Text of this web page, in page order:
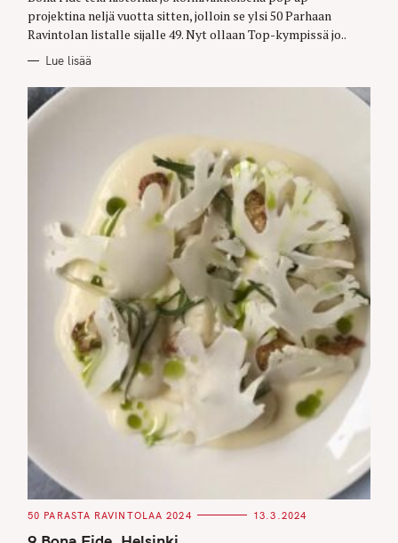
R
I
E
S
projektina neljä vuotta sitten, jolloin se ylsi 50 Parhaan
Ravintolan listalle sijalle 49. Nyt ollaan Top-kympissä jo..
Lue lisää
C
T
50 PARASTA RAVINTOLAA 2024 13.3.2024